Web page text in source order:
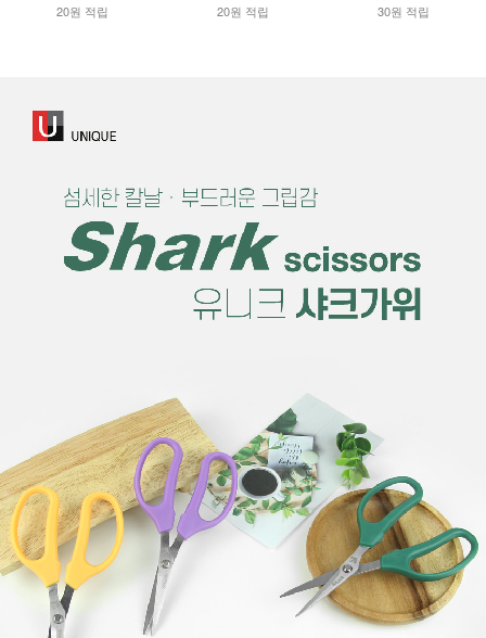
20원 적립 20원 적립 30원 적립